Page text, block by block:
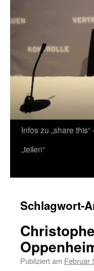
Zum
Inhalt
Infos zu „share this“
„teilen“
Schlagwort-
Publiziert am Februar